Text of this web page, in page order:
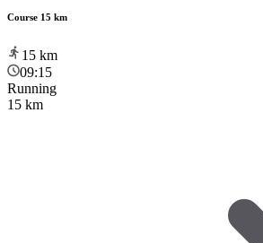
Course 15 km
15 km
09:15
Running
15 km